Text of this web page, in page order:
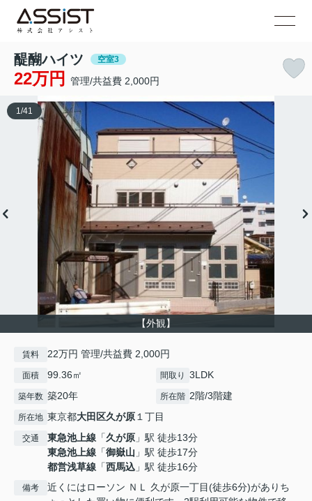
醍醐ハイツ 空室3
22万円 管理/共益費 2,000円
【外観】
1 /41
賃料 22万円 管理/共益費 2,000円
面積 99.36㎡ 間取り 3LDK
築年数 築20年 所在階 2階/3階建
所在地 東京都大田区久が原 １丁目
交通 東急池上線 「久が原 」駅 徒歩13分
東急池上線 「御嶽山 」駅 徒歩17分
都営浅草線 「西馬込 」駅 徒歩16分
備考
近くにはローソン ＮＬ 久が原一丁目(徒歩6分)がありち